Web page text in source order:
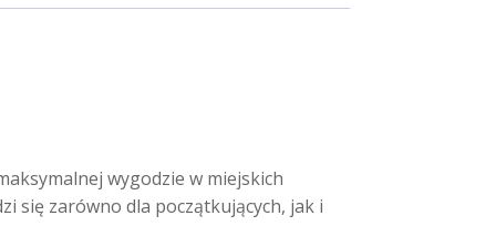
wygodzie w miejskich
się zarówno dla początkujących, jak i